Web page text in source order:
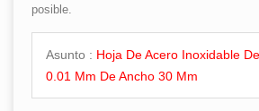
posible.
Asunto : Hoja De Acero Inoxidable
0.01 Mm De Ancho 30 Mm